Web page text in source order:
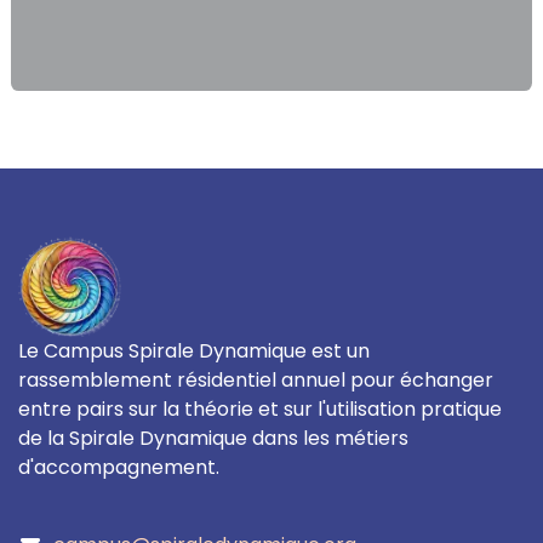
Le Campus Spirale Dynamique est un
rassemblement résidentiel annuel pour échanger
entre pairs sur la théorie et sur l'utilisation pratique
de la Spirale Dynamique dans les métiers
d'accompagnement.